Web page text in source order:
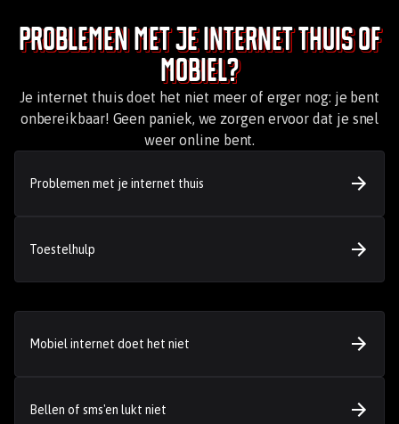
Problemen met je internet thuis of
mobiel?
Je internet thuis doet het niet meer of erger nog: je bent
onbereikbaar! Geen paniek, we zorgen ervoor dat je snel
weer online bent.
Problemen met je internet thuis
Toestelhulp
Mobiel internet doet het niet
Bellen of sms'en lukt niet